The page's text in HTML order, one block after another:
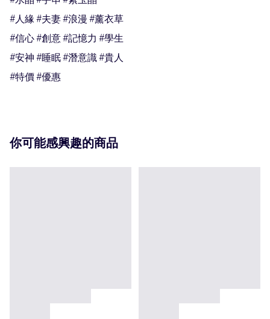
#人緣 #夫妻 #浪漫 #薰衣草
#信心 #創意 #記憶力 #學生
#安神 #睡眠 #潛意識 #貴人
#特價 #優惠
你可能感興趣的商品